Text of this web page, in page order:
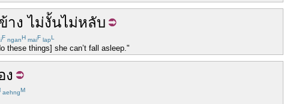
าง ไม่งั้นไม่หลับ
F nganH maiF lapL
these things] she can’t fall asleep."
ง
aehngM